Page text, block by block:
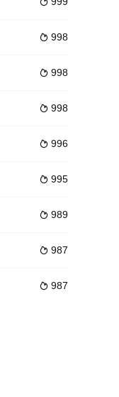
的矛盾将情报送达，又设
氏的古老家族，领主之子
的困难：先是张闯的出现
机事件，刑警队重案 A组
 998
 998
 998
 996
 995
 989
 987
 987